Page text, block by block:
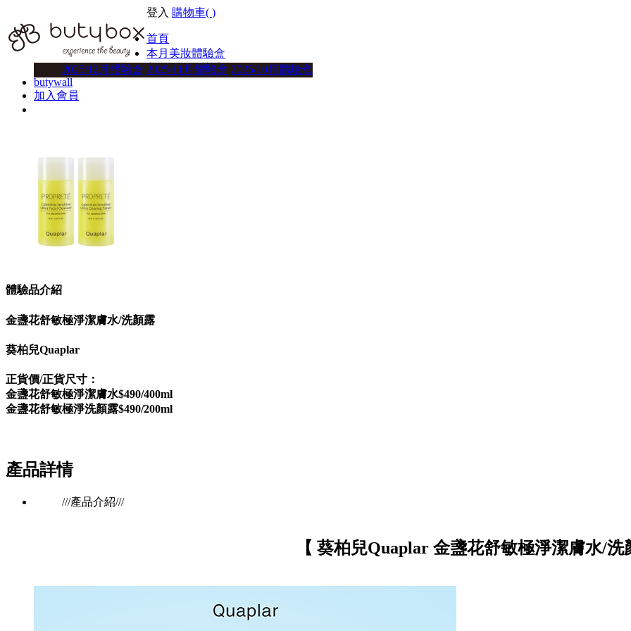
登入 購物車( )
首頁
本月美妝體驗盒
2025/12月體驗盒 2025/11月體驗盒 2025/10月體驗盒
美妝體驗盒方案
butywall
加入會員
體驗品介紹
金盞花舒敏極淨潔膚水/洗顏露
葵柏兒Quaplar
正貨價/正貨尺寸：
金盞花舒敏極淨潔膚水$490/400ml
金盞花舒敏極淨洗顏露$490/200ml
產品詳情
///產品介紹///
【 葵柏兒Quaplar 金盞花舒敏極淨潔膚水/洗